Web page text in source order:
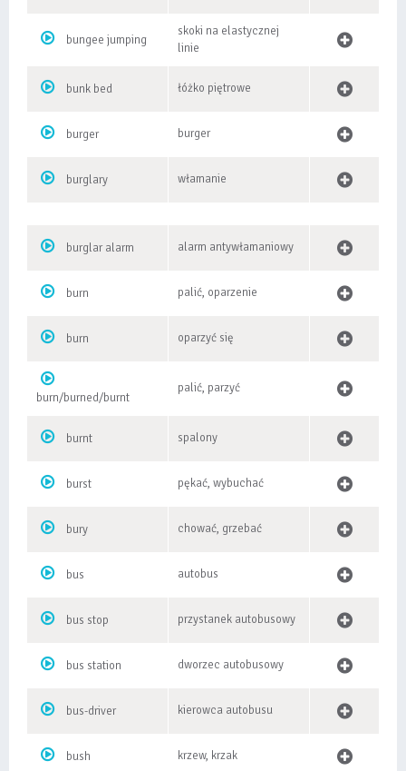
bungee jumping
skoki na elastycznej
linie
bunk bed łóżko piętrowe
burger burger
burglary włamanie
burglar alarm alarm antywłamaniowy
burn palić, oparzenie
burn oparzyć się
burn/burned/burnt
palić, parzyć
burnt spalony
burst pękać, wybuchać
bury chować, grzebać
bus autobus
bus stop przystanek autobusowy
bus station dworzec autobusowy
bus-driver kierowca autobusu
bush krzew, krzak